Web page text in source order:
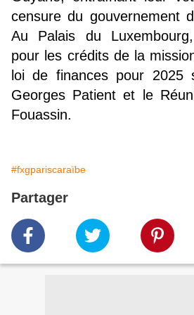
censure du gouvernement
Au Palais du
pour les crédits de la
loi de finances pour 2025
Georges Patient et le
Fouassin.
#fxgpariscaraïbe
Partager